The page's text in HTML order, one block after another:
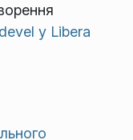
у Libera